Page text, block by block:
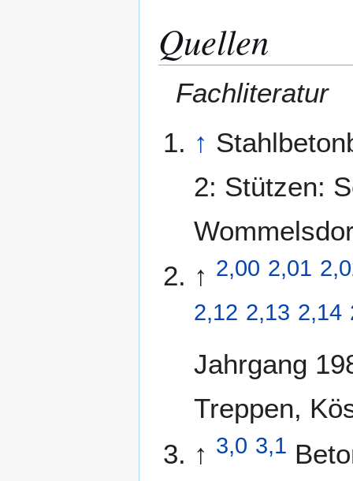
Quellen
Fachliteratur
↑
2: Stützen:
↑ 2,00 2,01
2,12 2,13 2,14
Jahrgang
Treppen,
↑ 3,0 3,1